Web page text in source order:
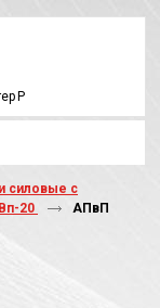
Р
силовые с
20
АПвП